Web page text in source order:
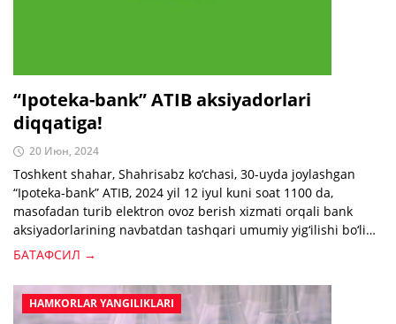
“Ipoteka-bank” ATIB aksiyadorlari
diqqatiga!
20 Июн, 2024
Toshkent shahar, Shahrisabz ko‘chasi, 30-uyda joylashgan
“Ipoteka-bank” ATIB, 2024 yil 12 iyul kuni soat 1100 da,
masofadan turib elektron ovoz berish xizmati orqali bank
aksiyadorlarining navbatdan tashqari umumiy yig‘ilishi bo‘lib
o‘tishini ma’lum qiladi.
БАТАФСИЛ →
HAMKORLAR YANGILIKLARI